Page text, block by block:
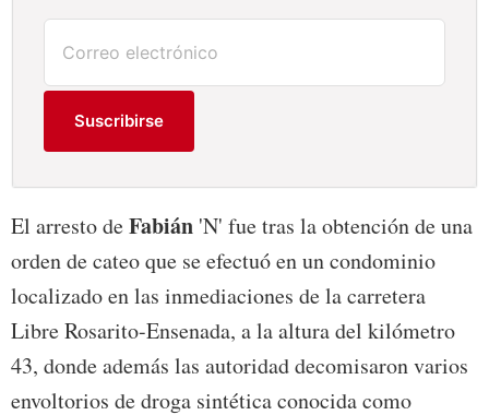
Suscribirse
El arresto deFabián 'N' fue tras la obtención de una
orden de cateo que se efectuó en un condominio
localizado en las inmediaciones de la carretera
Libre Rosarito-Ensenada, a la altura del kilómetro
43, donde además las autoridad decomisaron varios
envoltorios de droga sintética conocida como